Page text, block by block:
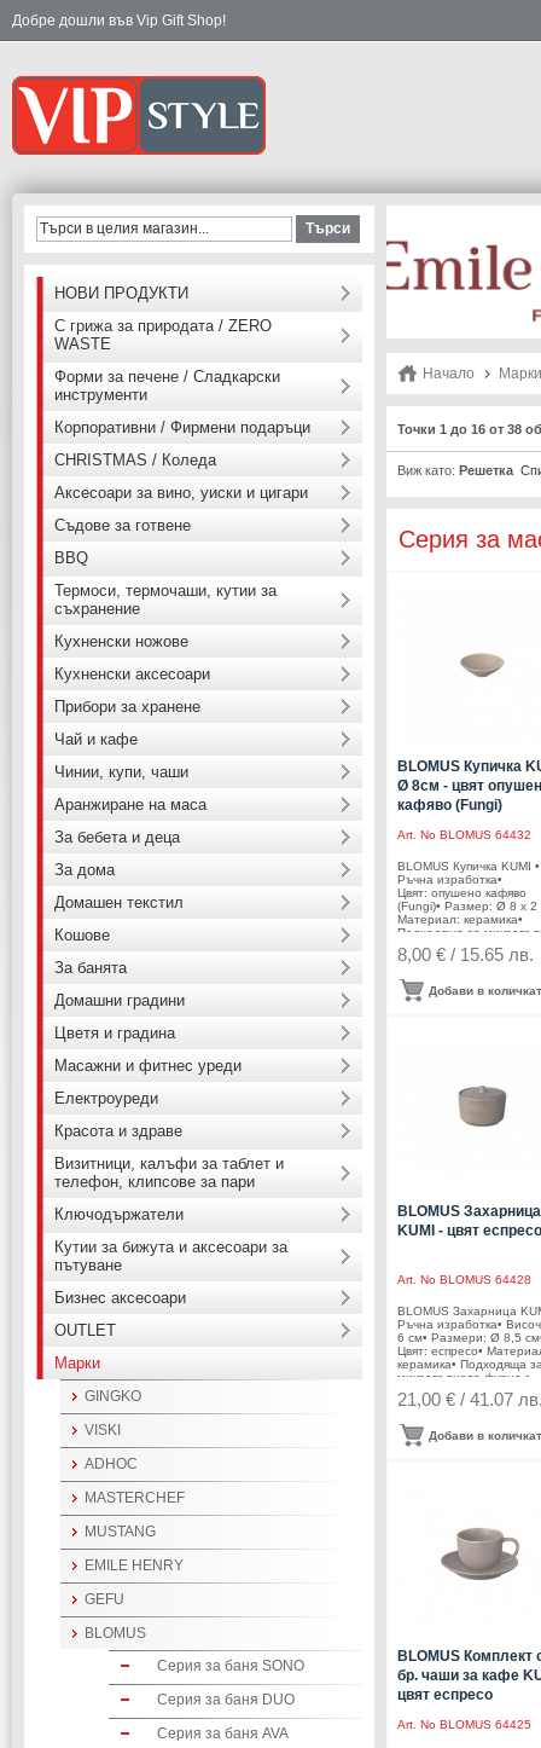
Добре дошли във Vip Gift Shop!
Начало Марки
Точки 1 до 16 от 38
Виж като: Решетка
Серия за
BLOMUS Купичка
Ø 8см - цвят
кафяво (Fungi)
Art. No BLOMUS 64432
BLOMUS Купичка KUMI •
Ръчна изработка•
Цвят: опушено кафяво
(Fungi)• Размер: Ø 8 х 2
Материал: керамика•
Подходяща за
фурна• Подходяща за
съдомиялна
BLOMUS /
Studio blomus
8,00 € / 15.65 лв.
Добави в
BLOMUS Захарница
KUMI - цвят еспресо
Art. No BLOMUS 64428
BLOMUS Захарница
Ръчна изработка•
6 см• Размери: Ø 8,5
Цвят: еспресо•
керамика• Подходяща
микровълнова фурна •
Подходяща за
машина• Производител:
Studio blomus
21,00 € / 41.07
Добави в
BLOMUS Комплект
бр. чаши за кафе
цвят еспресо
Art. No BLOMUS 64425
Търси
НОВИ ПРОДУКТИ
С грижа за природата / ZERO
WASTE
Форми за печене / Сладкарски
инструменти
Корпоративни / Фирмени подаръци
CHRISTMAS / Коледа
Аксесоари за вино, уиски и цигари
Съдове за готвене
BBQ
Термоси, термочаши, кутии за
съхранение
Кухненски ножове
Кухненски аксесоари
Прибори за хранене
Чай и кафе
Чинии, купи, чаши
Аранжиране на маса
За бебета и деца
За дома
Домашен текстил
Кошове
За банята
Домашни градини
Цветя и градина
Масажни и фитнес уреди
Електроуреди
Красота и здраве
Визитници, калъфи за таблет и
телефон, клипсове за пари
Ключодържатели
Кутии за бижута и аксесоари за
пътуване
Бизнес аксесоари
OUTLET
Марки
GINGKO
VISKI
ADHOC
MASTERCHEF
MUSTANG
EMILE HENRY
GEFU
BLOMUS
Серия за баня SONO
Серия за баня DUO
Серия за баня AVA